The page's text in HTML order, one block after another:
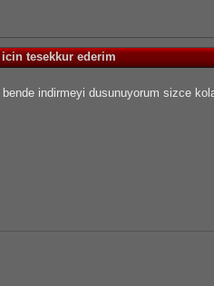
icin tesekkur ederim
indirmeyi dusunuyorum sizce